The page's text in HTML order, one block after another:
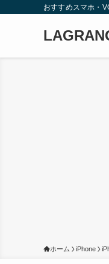
おすすめスマホ・
ホーム iPhone